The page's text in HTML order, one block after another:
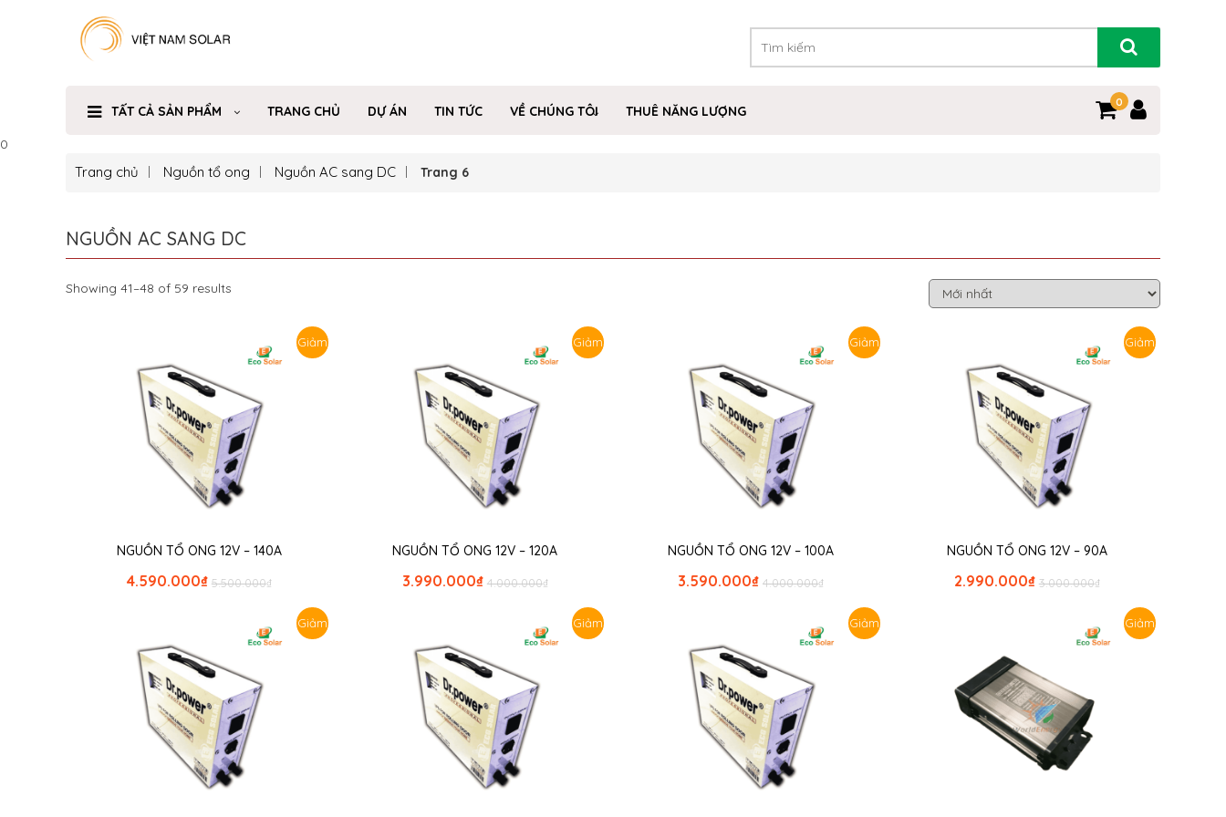
TẤT CẢ SẢN PHẨM TRANG CHỦ DỰ ÁN TIN TỨC VỀ CHÚNG TÔI THUÊ NĂNG LƯỢNG
0
0
Trang chủ Nguồn tổ ong Nguồn AC sang DC Trang 6
NGUỒN AC SANG DC
Showing 41–48 of 59 results
Giảm
NGUỒN TỔ ONG 12V – 140A
₫
5.500.000
₫
4.590.000
Giảm
NGUỒN TỔ ONG 12V – 120A
₫
4.000.000
₫
3.990.000
Giảm
NGUỒN TỔ ONG 12V – 100A
₫
4.000.000
₫
3.590.000
Giảm
NGUỒN TỔ ONG 12V – 90A
₫
3.000.000
₫
2.990.000
Giảm Giảm Giảm Giảm